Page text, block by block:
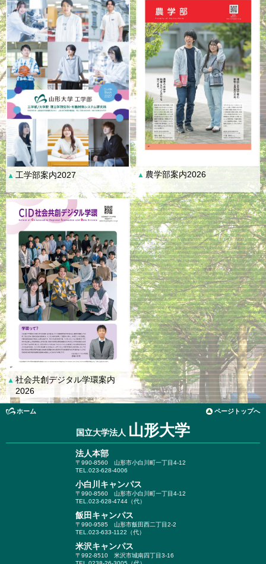
▲ 工学部案内2027 ▲ 農学部案内2026
▲ 社会共創デジタル学環案内
2026
ホーム ページトップへ
国立大学法人 山形大学
法人本部
〒990-8560 山形市小白川町一丁目4-12
TEL.023-628-4006
小白川キャンパス
〒990-8560 山形市小白川町一丁目4-12
TEL.023-628-4744（代）
飯田キャンパス
〒990-9585 山形市飯田西二丁目2-2
TEL.023-633-1122（代）
米沢キャンパス
〒992-8510 米沢市城南四丁目3-16